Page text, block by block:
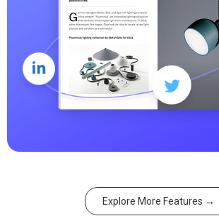
Explore More Features →